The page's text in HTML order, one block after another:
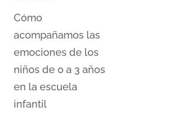
Cómo
acompañamos las
emociones de los
niños de 0 a 3 años
en la escuela
infantil